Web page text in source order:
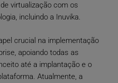
virtualização com os
incluindo a Inuvika.
crucial na implementação
apoiando todas as
até a implantação e o
Atualmente, a